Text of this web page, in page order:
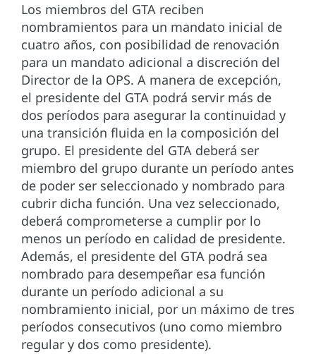
Los miembros del GTA reciben
nombramientos para un mandato inicial de
cuatro años, con posibilidad de renovación
para un mandato adicional a discreción del
Director de la OPS. A manera de excepción,
el presidente del GTA podrá servir más de
dos períodos para asegurar la continuidad y
una transición fluida en la composición del
grupo. El presidente del GTA deberá ser
miembro del grupo durante un período antes
de poder ser seleccionado y nombrado para
cubrir dicha función. Una vez seleccionado,
deberá comprometerse a cumplir por lo
menos un período en calidad de presidente.
Además, el presidente del GTA podrá sea
nombrado para desempeñar esa función
durante un período adicional a su
nombramiento inicial, por un máximo de tres
períodos consecutivos (uno como miembro
regular y dos como presidente).